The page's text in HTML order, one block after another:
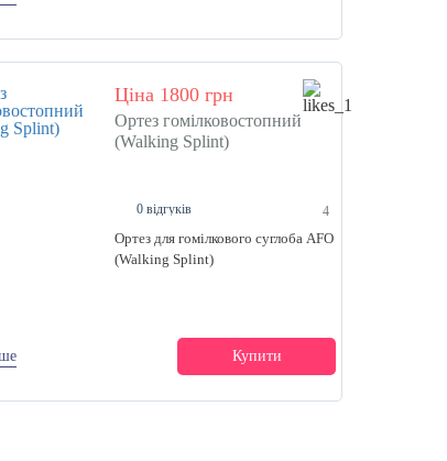
Ціна 1800 грн
Ортез гомілковостопний
(Walking Splint)
0 відгуків 4
Ортез для гомілкового суглоба AFO
(Walking Splint)
Купити